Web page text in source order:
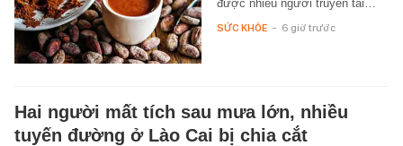
được nhiều người truyền tai…
SỨC KHỎE - 6 giờ trước
Hai người mất tích sau mưa lớn, nhiều
tuyến đường ở Lào Cai bị chia cắt